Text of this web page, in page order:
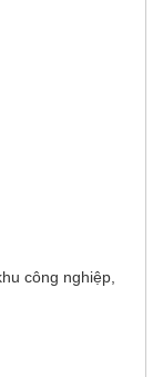
công nghiệp,